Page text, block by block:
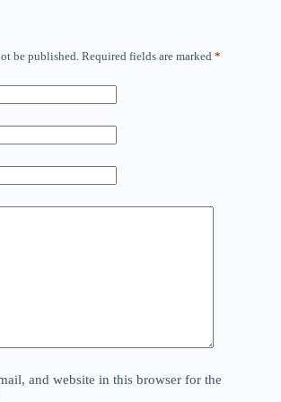
be published. Required fields are marked *
and website in this browser for the